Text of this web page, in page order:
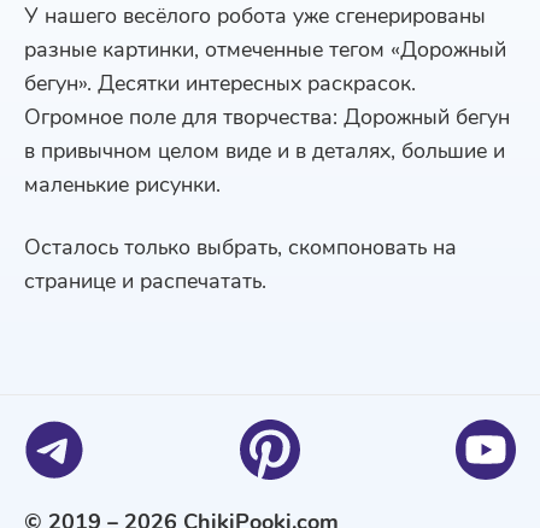
У нашего весёлого робота уже сгенерированы
разные картинки, отмеченные тегом «Дорожный
бегун». Десятки интересных раскрасок.
Огромное поле для творчества: Дорожный бегун
в привычном целом виде и в деталях, большие и
маленькие рисунки.
Осталось только выбрать, скомпоновать на
странице и распечатать.
© 2019 – 2026 ChikiPooki.com